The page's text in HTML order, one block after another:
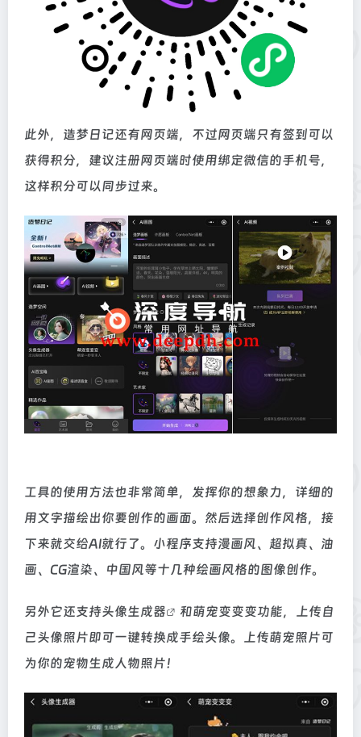
此外，造梦日记还有网页端，不过网页端只有签到可以
获得积分，建议注册网页端时使用绑定微信的手机号，
这样积分可以同步过来。
工具的使用方法也非常简单，发挥你的想象力，详细的
用文字描绘出你要创作的画面。然后选择创作风格，接
下来就交给AI就行了。小程序支持漫画风、超拟真、油
画、CG渲染、中国风等十几种绘画风格的图像创作。
另外它还支持头像生成器
和萌宠变变变功能，上传自
己头像照片即可一键转换成手绘头像。上传萌宠照片可
为你的宠物生成人物照片！